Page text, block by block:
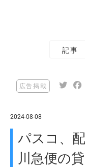
記事
広告掲載
2024-08-08
パスコ、
川急便の